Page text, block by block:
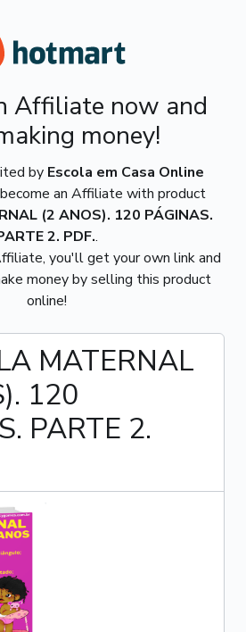
Affiliate now and
money!
by Escola em Casa Online
an Affiliate with product
(2 ANOS). 120 PÁGINAS.
2. PDF..
you'll get your own link and
money by selling this product
online!
MATERNAL
120
PARTE 2.